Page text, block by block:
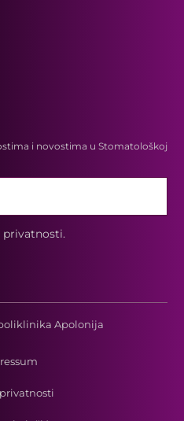
i novostima u Stomatološkoj
privatnosti.
Apolonija